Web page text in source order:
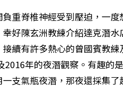
重脊椎神經受到壓迫，一
好陳玄洲教練介紹達克潛
續有許多熱心的曾國賓教
2016年的夜潛觀察。有趣的
支氣瓶夜潛，那夜還採集了